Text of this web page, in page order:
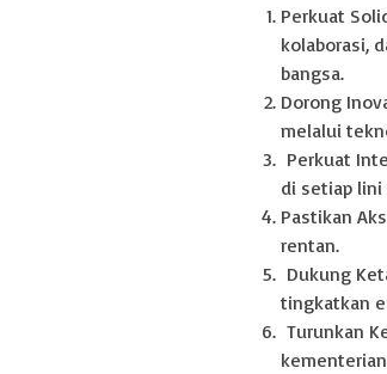
Perkuat
kolaborasi,
bangsa.
Dorong
melalui
Perkuat
di setiap lini
Pastikan
rentan.
Dukung
tingkatkan
Turunkan